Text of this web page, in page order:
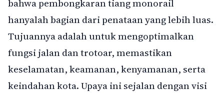
bahwa pembongkaran tiang monorail
hanyalah bagian dari penataan yang lebih luas.
Tujuannya adalah untuk mengoptimalkan
fungsi jalan dan trotoar, memastikan
keselamatan, keamanan, kenyamanan, serta
keindahan kota. Upaya ini sejalan dengan visi